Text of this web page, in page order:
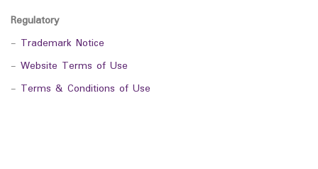
Regulatory
- Trademark Notice
- Website Terms of Use
- Terms & Conditions of Use